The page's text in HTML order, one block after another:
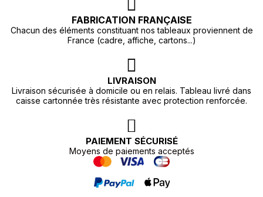
FABRICATION FRANÇAISE
Chacun des éléments constituant nos tableaux proviennent de
France (cadre, affiche, cartons...)
LIVRAISON
Livraison sécurisée à domicile ou en relais. Tableau livré dans
caisse cartonnée très résistante avec protection renforcée.
PAIEMENT SÉCURISÉ
Moyens de paiements acceptés